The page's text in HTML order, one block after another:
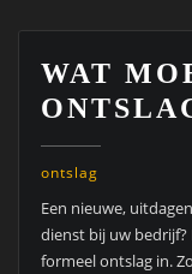
WAT
ontslag
Een nieuwe,
dienst bij uw
formeel ontslag in.